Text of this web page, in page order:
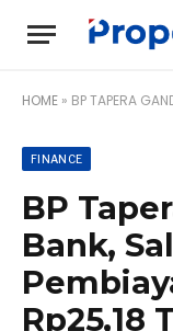
HOME » BP TAPERA
FINANCE
BP
Bank,
Rp25,18